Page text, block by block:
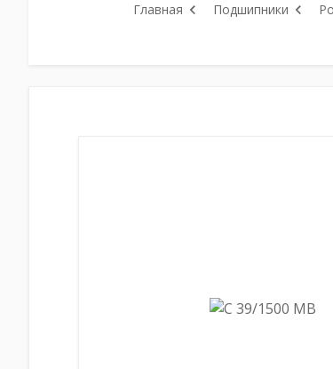
Главная Подшипники